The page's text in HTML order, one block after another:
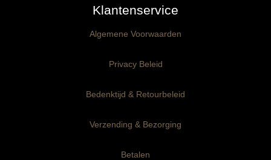
3mm dik
6mm dik
Kant-en-Klaar panelen
3mm dik
6mm dik
Ophangklaar panelen
Maatwerk
Klantenservice
Algemene Voorwaarden
Privacy Beleid
Bedenktijd & Retourbeleid
Verzending & Bezorging
Betalen